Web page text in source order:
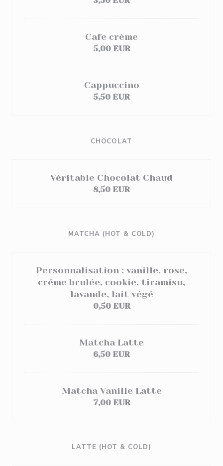
Cafe crème
5,00 EUR
Cappuccino
5,50 EUR
CHOCOLAT
Véritable Chocolat Chaud
8,50 EUR
MATCHA (HOT & COLD)
Personnalisation : vanille, rose,
créme brulée, cookie, tīramisu,
lavande, lait végé
0,50 EUR
Matcha Latte
6,50 EUR
Matcha Vanille Latte
7,00 EUR
LATTE (HOT & COLD)